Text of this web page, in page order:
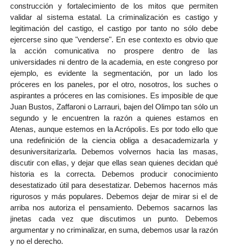
construcción y fortalecimiento de los mitos que permiten
validar al sistema estatal. La criminalización es castigo y
legitimación del castigo, el castigo por tanto no sólo debe
ejercerse sino que "venderse". En ese contexto es obvio que
la acción comunicativa no prospere dentro de las
universidades ni dentro de la academia, en este congreso por
ejemplo, es evidente la segmentación, por un lado los
próceres en los paneles, por el otro, nosotros, los suches o
aspirantes a próceres en las comisiones. Es imposible de que
Juan Bustos, Zaffaroni o Larrauri, bajen del Olimpo tan sólo un
segundo y le encuentren la razón a quienes estamos en
Atenas, aunque estemos en la Acrópolis. Es por todo ello que
una redefinición de la ciencia obliga a desacademizarla y
desuniversitarizarla. Debemos volvernos hacia las masas,
discutir con ellas, y dejar que ellas sean quienes decidan qué
historia es la correcta. Debemos producir conocimiento
desestatizado útil para desestatizar. Debemos hacernos más
rigurosos y más populares. Debemos dejar de mirar si el de
arriba nos autoriza el pensamiento. Debemos sacarnos las
jinetas cada vez que discutimos un punto. Debemos
argumentar y no criminalizar, en suma, debemos usar la razón
y no el derecho.